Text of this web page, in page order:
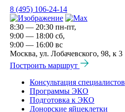
8 (495) 106-24-14
8:30 — 20:30 пн-пт,
9:00 — 18:00 сб,
9:00 — 16:00 вс
Москва, ул. Лобачевского, 98, к 3
Построить маршрут
Консультация специалистов
Программы ЭКО
Подготовка к ЭКО
Донорские яйцеклетки